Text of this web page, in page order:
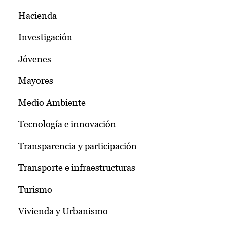
Hacienda
Investigación
Jóvenes
Mayores
Medio Ambiente
Tecnología e innovación
Transparencia y participación
Transporte e infraestructuras
Turismo
Vivienda y Urbanismo